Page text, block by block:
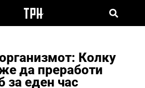
Колку
да преработи
за еден час